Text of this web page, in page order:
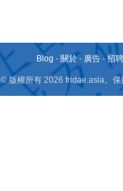
Blog - 關於 - 廣告 -招
© 版權所有 2026 fridae.asia。